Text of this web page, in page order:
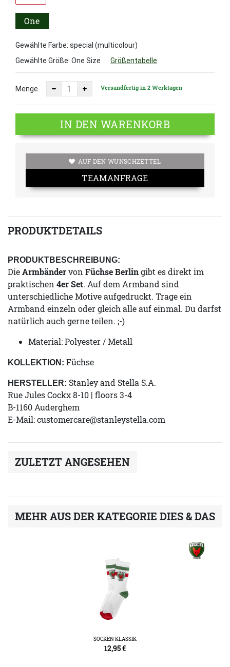
One
Gewählte Farbe: special (multicolour)
Gewählte Größe: One Size Größentabelle
Menge Versandfertig in 2 Werktagen
IN DEN WARENKORB
AUF DEN WUNSCHZETTEL
TEAMANFRAGE
PRODUKTDETAILS
PRODUKTBESCHREIBUNG:
DieArmbändervon Füchse Berlingibt es direkt im
praktischen 4er Set. Auf dem Armband sind
unterschiedliche Motive aufgedruckt. Trage ein
Armband einzeln oder gleich alle auf einmal. Du darfst
natürlich auch gerne teilen. ;-)
Material: Polyester / Metall
KOLLEKTION: Füchse
HERSTELLER: Stanley and Stella S.A.
Rue Jules Cockx 8-10 | floors 3-4
B-1160 Auderghem
E-Mail:customercare@stanleystella.com
ZULETZT ANGESEHEN
MEHR AUS DER KATEGORIE DIES & DAS
SOCKEN KLASSIK
12,95€